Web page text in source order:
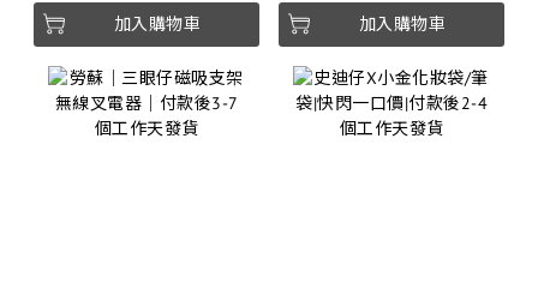
加入購物車
加入購物車